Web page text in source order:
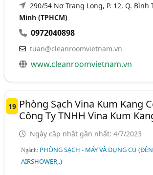
290/54 Nơ Trang Long, P. 12, Q.
Minh (TPHCM)
0972040898
tuan@cleanroomvietnam.vn
www.cleanroomvietnam.vn
19 Phòng Sạch Vina Kum Kang
Công Ty TNHH Vina Kum
Ngày cập nhật gần nhất: 4/7/2023
Ngành: PHÒNG SẠCH - MÁY VÀ DỤNG CỤ
AIRSHOWER,.)